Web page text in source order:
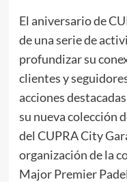
El aniversario de
de una serie de
profundizar su
clientes y
acciones
su nueva colección
del CUPRA City
organización de la
Major Premier